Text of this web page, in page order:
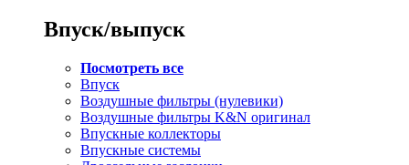
Впуск/выпуск
Посмотреть все
Впуск
Воздушные фильтры (нулевики)
Воздушные фильтры K&N оригинал
Впускные коллекторы
Впускные системы